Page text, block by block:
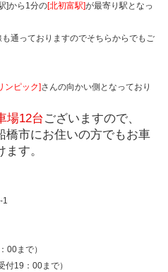
]から1分の[北初富駅]が最寄り駅となっ
通っておりますのでそちらからでもご
ンピック]さんの向かい側となっており
場12台 ございますので、
橋市にお住いの方でもお車
す。
1
00まで）
19：00まで）